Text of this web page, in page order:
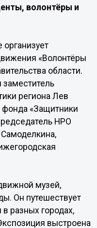
волонтёры и
организует
«Волонтёры
области.
региона Лев
фонда «Защитники
НРО
музей,
Он путешествует
в разных городах,
выстроена